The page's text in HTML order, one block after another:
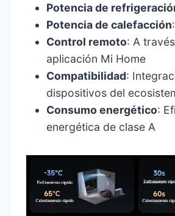
Potencia de
Potencia de calefacción
Control remoto: A
aplicación Mi Home
Compatibilidad:
dispositivos del
Consumo energético:
energética de clase A